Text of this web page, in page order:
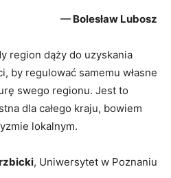
— Bolesław Lubosz
region dąży do uzyskania
by regulować samemu własne
swego regionu. Jest to
dla całego kraju, bowiem
lokalnym.
, Uniwersytet w Poznaniu